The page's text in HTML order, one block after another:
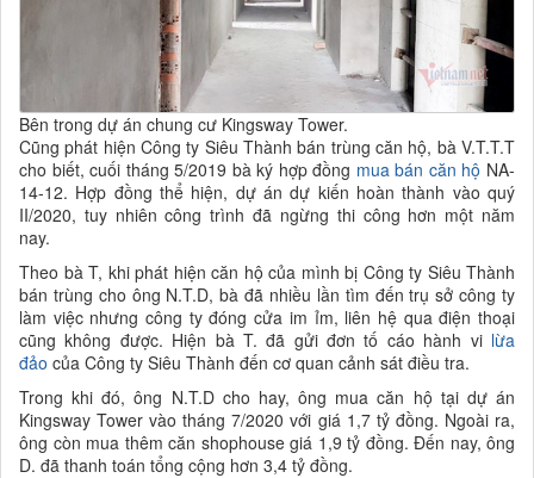
Bên trong dự án chung cư Kingsway Tower.
Cũng phát hiện Công ty Siêu Thành bán trùng căn hộ, bà V.T.T.T
cho biết, cuối tháng 5/2019 bà ký hợp đồng mua bán căn hộ NA-
14-12. Hợp đồng thể hiện, dự án dự kiến hoàn thành vào quý
II/2020, tuy nhiên công trình đã ngừng thi công hơn một năm
nay.
Theo bà T, khi phát hiện căn hộ của mình bị Công ty Siêu Thành
bán trùng cho ông N.T.D, bà đã nhiều lần tìm đến trụ sở công ty
làm việc nhưng công ty đóng cửa im ỉm, liên hệ qua điện thoại
cũng không được. Hiện bà T. đã gửi đơn tố cáo hành vi lừa
đảo của Công ty Siêu Thành đến cơ quan cảnh sát điều tra.
Trong khi đó, ông N.T.D cho hay, ông mua căn hộ tại dự án
Kingsway Tower vào tháng 7/2020 với giá 1,7 tỷ đồng. Ngoài ra,
ông còn mua thêm căn shophouse giá 1,9 tỷ đồng. Đến nay, ông
D. đã thanh toán tổng cộng hơn 3,4 tỷ đồng.